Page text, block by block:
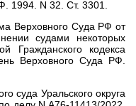
1994. N 32. Ст. 3301.
Верховного Суда РФ от
судами некоторых
Гражданского кодекса
Верховного Суда РФ.
суда Уральского округа